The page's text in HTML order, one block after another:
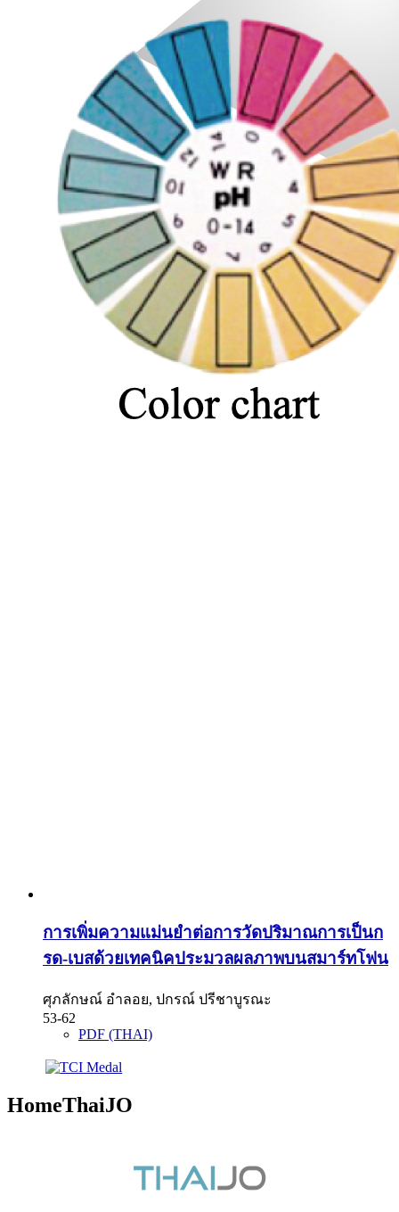
การเพิ่มความแม่นยำต่อการวัดปริมาณการเป็นก
รด-เบสด้วยเทคนิคประมวลผลภาพบนสมาร์ทโฟน
ศุภลักษณ์ อำลอย, ปกรณ์ ปรีชาบูรณะ
53-62
PDF (THAI)
HomeThaiJO